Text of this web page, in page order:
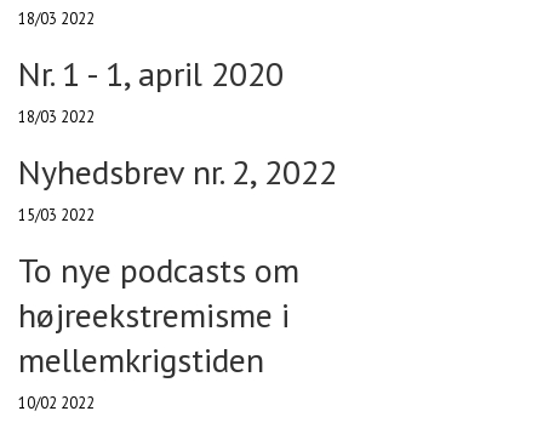
18/03 2022
Nr. 1 - 1, april 2020
18/03 2022
Nyhedsbrev nr. 2, 2022
15/03 2022
To nye podcasts om
højreekstremisme i
mellemkrigstiden
10/02 2022